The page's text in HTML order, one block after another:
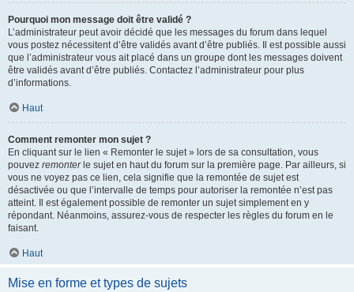
Pourquoi mon message doit être validé ?
L’administrateur peut avoir décidé que les messages du forum dans lequel
vous postez nécessitent d’être validés avant d’être publiés. Il est possible aussi
que l’administrateur vous ait placé dans un groupe dont les messages doivent
être validés avant d’être publiés. Contactez l’administrateur pour plus
d’informations.
Haut
Comment remonter mon sujet ?
En cliquant sur le lien « Remonter le sujet » lors de sa consultation, vous
pouvez remonterle sujet en haut du forum sur la première page. Par ailleurs, si
vous ne voyez pas ce lien, cela signifie que la remontée de sujet est
désactivée ou que l’intervalle de temps pour autoriser la remontée n’est pas
atteint. Il est également possible de remonter un sujet simplement en y
répondant. Néanmoins, assurez-vous de respecter les règles du forum en le
faisant.
Haut
Mise en forme et types de sujets